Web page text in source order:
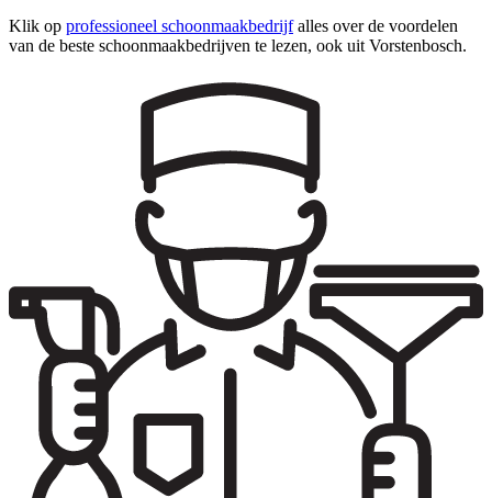
Klik op professioneel schoonmaakbedrijfalles over de voordelen
van de beste schoonmaakbedrijven te lezen, ook uit Vorstenbosch.